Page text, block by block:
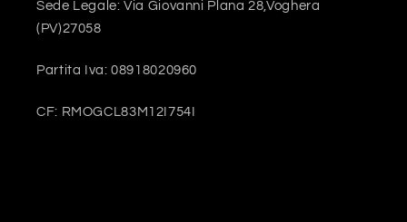
Sede Legale: Via Giovanni Plana 28,Voghera
(PV)27058
Partita Iva: 08918020960
CF: RMOGCL83M12I754I